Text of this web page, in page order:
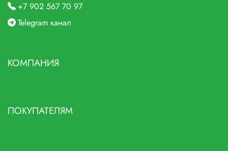
+7 902 567 70 97
Telegram канал
КОМПАНИЯ
ПОКУПАТЕЛЯМ